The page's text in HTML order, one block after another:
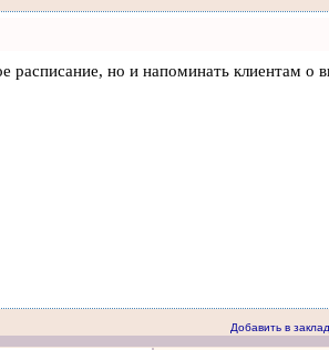
расписание, но и напоминать клиентам
Добавить в